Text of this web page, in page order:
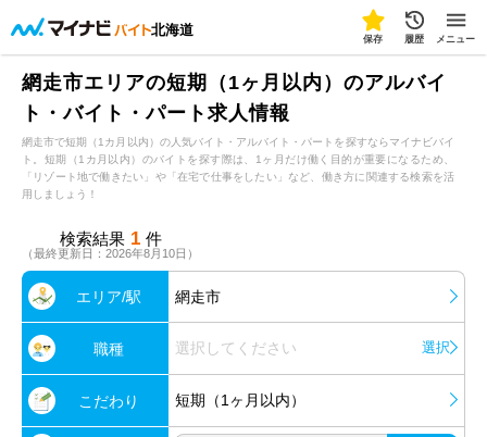
北海道
保存 履歴 メニュー
網走市エリアの短期（1ヶ月以内）のアルバイ
ト・バイト・パート求人情報
網走市で短期（1カ月以内）の人気バイト・アルバイト・パートを探すならマイナビバイ
ト。短期（1カ月以内）のバイトを探す際は、1ヶ月だけ働く目的が重要になるため、
「リゾート地で働きたい」や「在宅で仕事をしたい」など、働き方に関連する検索を活
用しましょう！
検索結果 1 件
（最終更新日：2026年8月10日）
エリア/駅 網走市
職種 選択してください 選択
こだわり 短期（1ヶ月以内）